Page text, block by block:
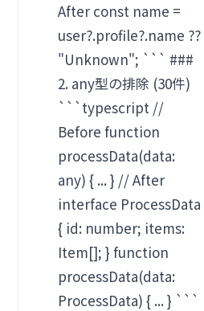
After const name =
user?.profile?.name ??
"Unknown"; ``` ###
2. any型の排除 (30件)
```typescript //
Before function
processData(data:
any) { ... } // After
interface ProcessData
{ id: number; items:
Item[]; } function
processData(data:
ProcessData) { ... } ```